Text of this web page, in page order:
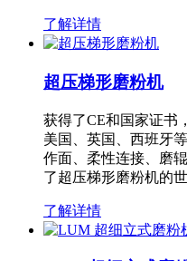
了解详情
超压梯形磨粉机
获得了CE和国家证书
美国、英国、西班牙
作面、柔性连接、磨
了超压梯形磨粉机的
了解详情